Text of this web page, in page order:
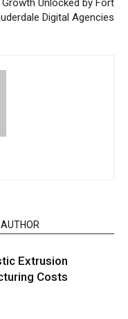
Growth Unlocked by Fort
Digital Agencies
Extrusion
Costs